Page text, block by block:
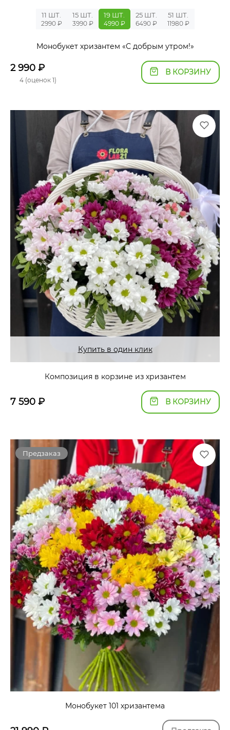
11 ШТ.
2990 ₽
15 ШТ.
3990 ₽
19 ШТ.
4990 ₽
25 ШТ.
6490 ₽
51 ШТ.
11980 ₽
Монобукет хризантем «С добрым утром!»
2 990 ₽
4 (оценок 1)
В КОРЗИНУ
Купить в один клик
Композиция в корзине из хризантем
7 590 ₽ В КОРЗИНУ
Предзаказ
Монобукет 101 хризантема